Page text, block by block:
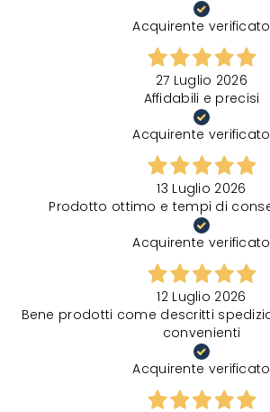
Acquirente verificato
27 Luglio 2026
Affidabili e precisi
Acquirente verificato
13 Luglio 2026
Prodotto ottimo e tempi di
Acquirente verificato
12 Luglio 2026
Bene prodotti come descritti
convenienti
Acquirente verificato